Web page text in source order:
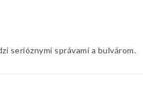
serióznymi správami a bulvárom.